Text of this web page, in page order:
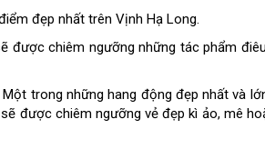
đẹp nhất trên Vịnh Hạ Long.
được chiêm ngưỡng những tác phẩm
trong những hang động đẹp nhất và
được chiêm ngưỡng vẻ đẹp kì ảo, mê